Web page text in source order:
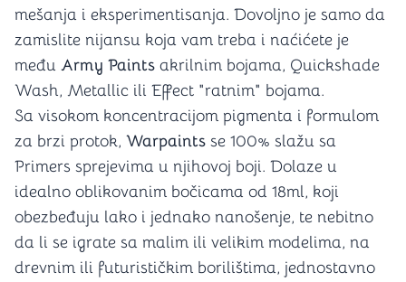
mešanja i eksperimentisanja. Dovoljno je samo da
zamislite nijansu koja vam treba i naćićete je
među Army Paints akrilnim bojama, Quickshade
Wash, Metallic ili Effect "ratnim" bojama.
Sa visokom koncentracijom pigmenta i formulom
za brzi protok, Warpaints se 100% slažu sa
Primers sprejevima u njihovoj boji. Dolaze u
idealno oblikovanim bočicama od 18ml, koji
obezbeđuju lako i jednako nanošenje, te nebitno
da li se igrate sa malim ili velikim modelima, na
drevnim ili futurističkim borilištima, jednostavno